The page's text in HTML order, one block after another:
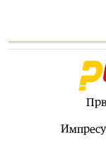
07.08.2026
В недела
07.08.2026